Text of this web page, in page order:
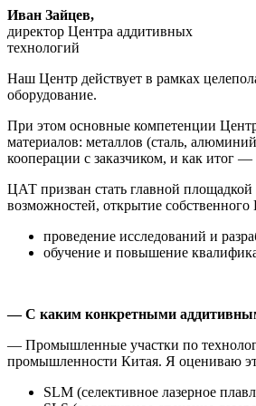
Иван Зайцев,
директор Центра аддитивных
технологий
Наш Центр действует в рамках
оборудование.
При этом основные компетенции
материалов: металлов (сталь,
кооперации с заказчиком, и как итог
ЦАТ призван стать главной
возможностей, открытие
проведение исследований и
обучение и повышение
— С каким конкретными
— Промышленные участки по
промышленности Китая. Я оцениваю
SLM (селективное лазерное